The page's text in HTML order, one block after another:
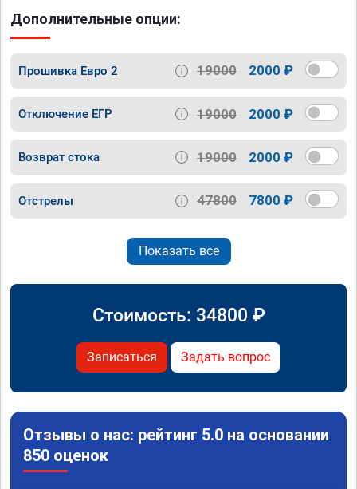
Дополнительные опции:
Прошивка Евро 2 19000 2000 ₽
Отключение ЕГР 19000 2000 ₽
Возврат стока 19000 2000 ₽
Отстрелы 47800 7800 ₽
Показать все
Стоимость: 34800 ₽
Записаться Задать вопрос
Отзывы о нас: рейтинг 5.0 на основании
850 оценок